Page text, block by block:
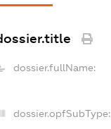
dossier.fullName:
dossier.opfSubType: